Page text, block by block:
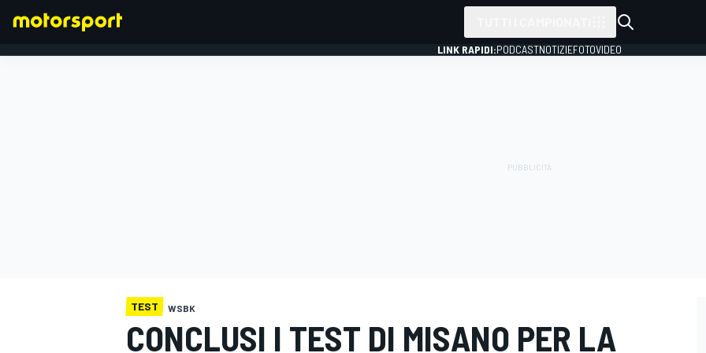
LINK RAPIDI:PODCASTNOTIZIEFOTOVIDEO
TEST WSBK
CONCLUSI I TEST DI MISANO PER LA